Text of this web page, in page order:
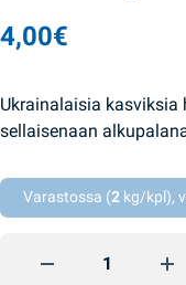
4,00€
Ukrainalaisia kasviksia
sellaisenaan
Varastossa (2 kg/kpl),
Marinoituja